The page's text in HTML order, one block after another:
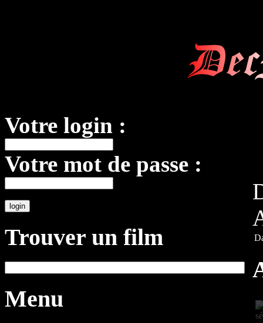
Votre login :
Votre mot de passe :
Trouver un film
Menu